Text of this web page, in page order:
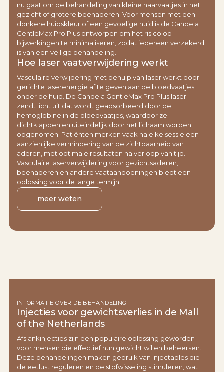
nu gaat om de behandeling van kleine haarvaatjes in het
gezicht of grotere beenaderen. Voor mensen met een
donkere huidskleur of een gevoelige huid is de Candela
GentleMax Pro Plus ontworpen om het risico op
bijwerkingen te minimaliseren, zodat iedereen verzekerd
is van een veilige behandeling.
Hoe laser vaatverwijdering werkt
Vasculaire verwijdering met behulp van laser werkt door
gerichte laserenergie af te geven aan de bloedvaatjes
onder de huid. De Candela GentleMax Pro Plus laser
zendt licht uit dat wordt geabsorbeerd door de
hemoglobine in de bloedvaatjes, waardoor ze
dichtklappen en uiteindelijk door het lichaam worden
opgenomen. Patiënten merken vaak na elke sessie een
aanzienlijke vermindering van de zichtbaarheid van
aderen, met optimale resultaten na verloop van tijd.
Vasculaire laserverwijdering voor gezichtsaderen,
beenaderen en andere vaataandoeningen biedt een
oplossing voor de lange termijn.
meer weten
INFORMATIE OVER DE BEHANDELING
Injecties voor gewichtsverlies in de Mall
of the Netherlands
Afslankinjecties zijn een populaire oplossing geworden
voor mensen die effectief hun gewicht willen beheersen.
Deze behandelingen maken gebruik van injectables die
de eetlust reguleren en de stofwisseling stimuleren, wat